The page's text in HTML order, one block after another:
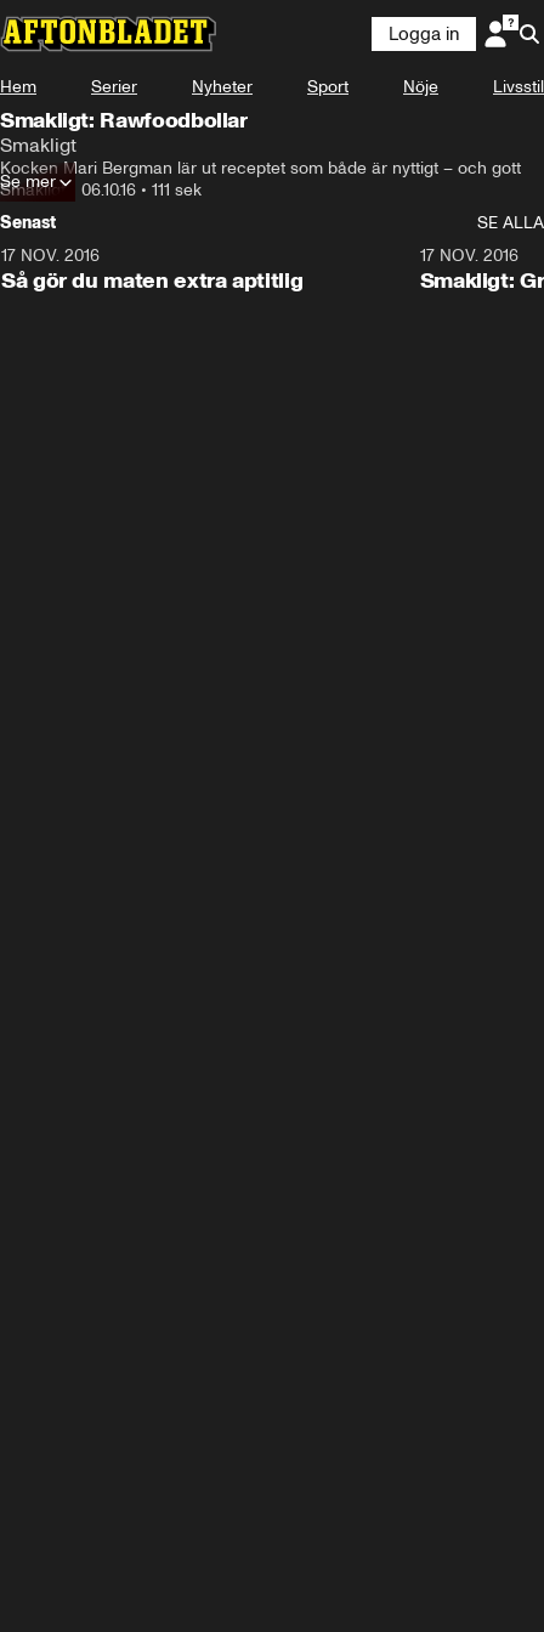
Logga in
Hem Serier Nyheter Sport Nöje Livsstil
Smakligt: Rawfoodbollar
Smakligt
Kocken Mari Bergman lär ut receptet som både är nyttigt – och gott
Smakligt• 06.10.16 • 111 sek
Se mer
Senast
SE ALLA
17 NOV. 2016
Så gör du maten extra aptitlig
17 NOV. 2016
Smakligt: